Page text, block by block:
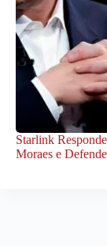
Starlink
Moraes e